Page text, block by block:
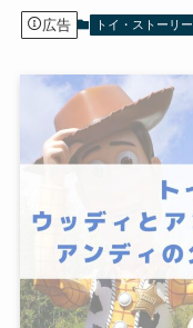
広告 トイ・ストーリー